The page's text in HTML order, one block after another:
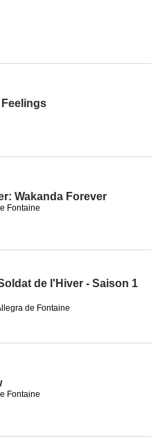
Wakanda Forever
Fontaine
de l'Hiver - Saison 1
de Fontaine
Fontaine